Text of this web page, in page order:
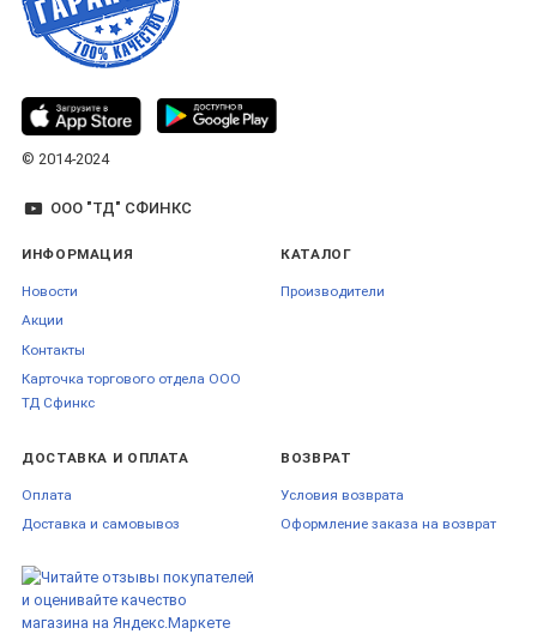
© 2014-2024
ООО "ТД" СФИНКС
ИНФОРМАЦИЯ
Новости
Акции
Контакты
Карточка торгового отдела ООО
ТД Сфинкс
КАТАЛОГ
Производители
ДОСТАВКА И ОПЛАТА
Оплата
Доставка и самовывоз
ВОЗВРАТ
Условия возврата
Оформление заказа на возврат